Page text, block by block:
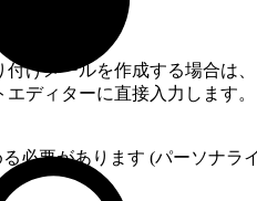
けメールを作成する場合は
ディターに直接入力します。
必要があります (パーソナラ